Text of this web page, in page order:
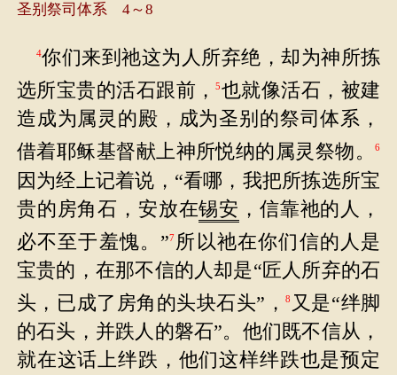
圣别祭司体系 4～8
4你们来到祂这为人所弃绝，却为神所拣
选所宝贵的活石跟前，5也就像活石，被建
造成为属灵的殿，成为圣别的祭司体系，
借着耶稣基督献上神所悦纳的属灵祭物。6
因为经上记着说，“看哪，我把所拣选所宝
贵的房角石，安放在锡安 ，信靠祂的人，
必不至于羞愧。”7 所以祂在你们信的人是
宝贵的，在那不信的人却是“匠人所弃的石
头，已成了房角的头块石头”，8 又是“绊脚
的石头，并跌人的磐石”。他们既不信从，
就在这话上绊跌，他们这样绊跌也是预定